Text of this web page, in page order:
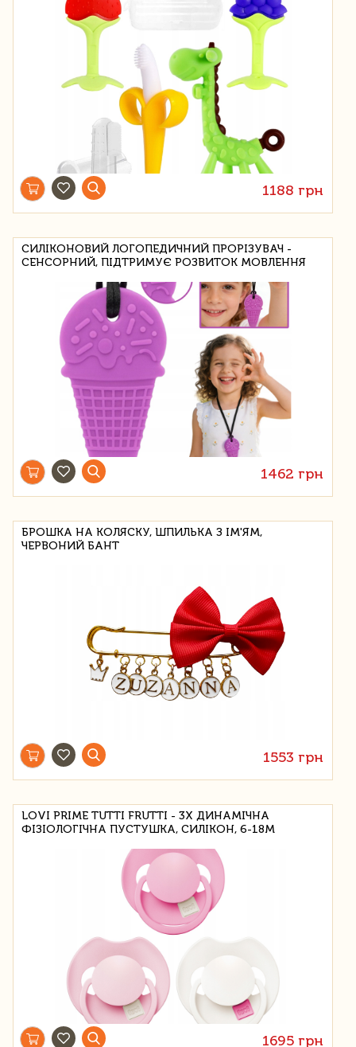
1188 грн
СИЛІКОНОВИЙ ЛОГОПЕДИЧНИЙ ПРОРІЗУВАЧ -
СЕНСОРНИЙ, ПІДТРИМУЄ РОЗВИТОК МОВЛЕННЯ
1462 грн
БРОШКА НА КОЛЯСКУ, ШПИЛЬКА З ІМ'ЯМ,
ЧЕРВОНИЙ БАНТ
1553 грн
LOVI PRIME TUTTI FRUTTI - 3X ДИНАМІЧНА
ФІЗІОЛОГІЧНА ПУСТУШКА, СИЛІКОН, 6-18М
1695 грн